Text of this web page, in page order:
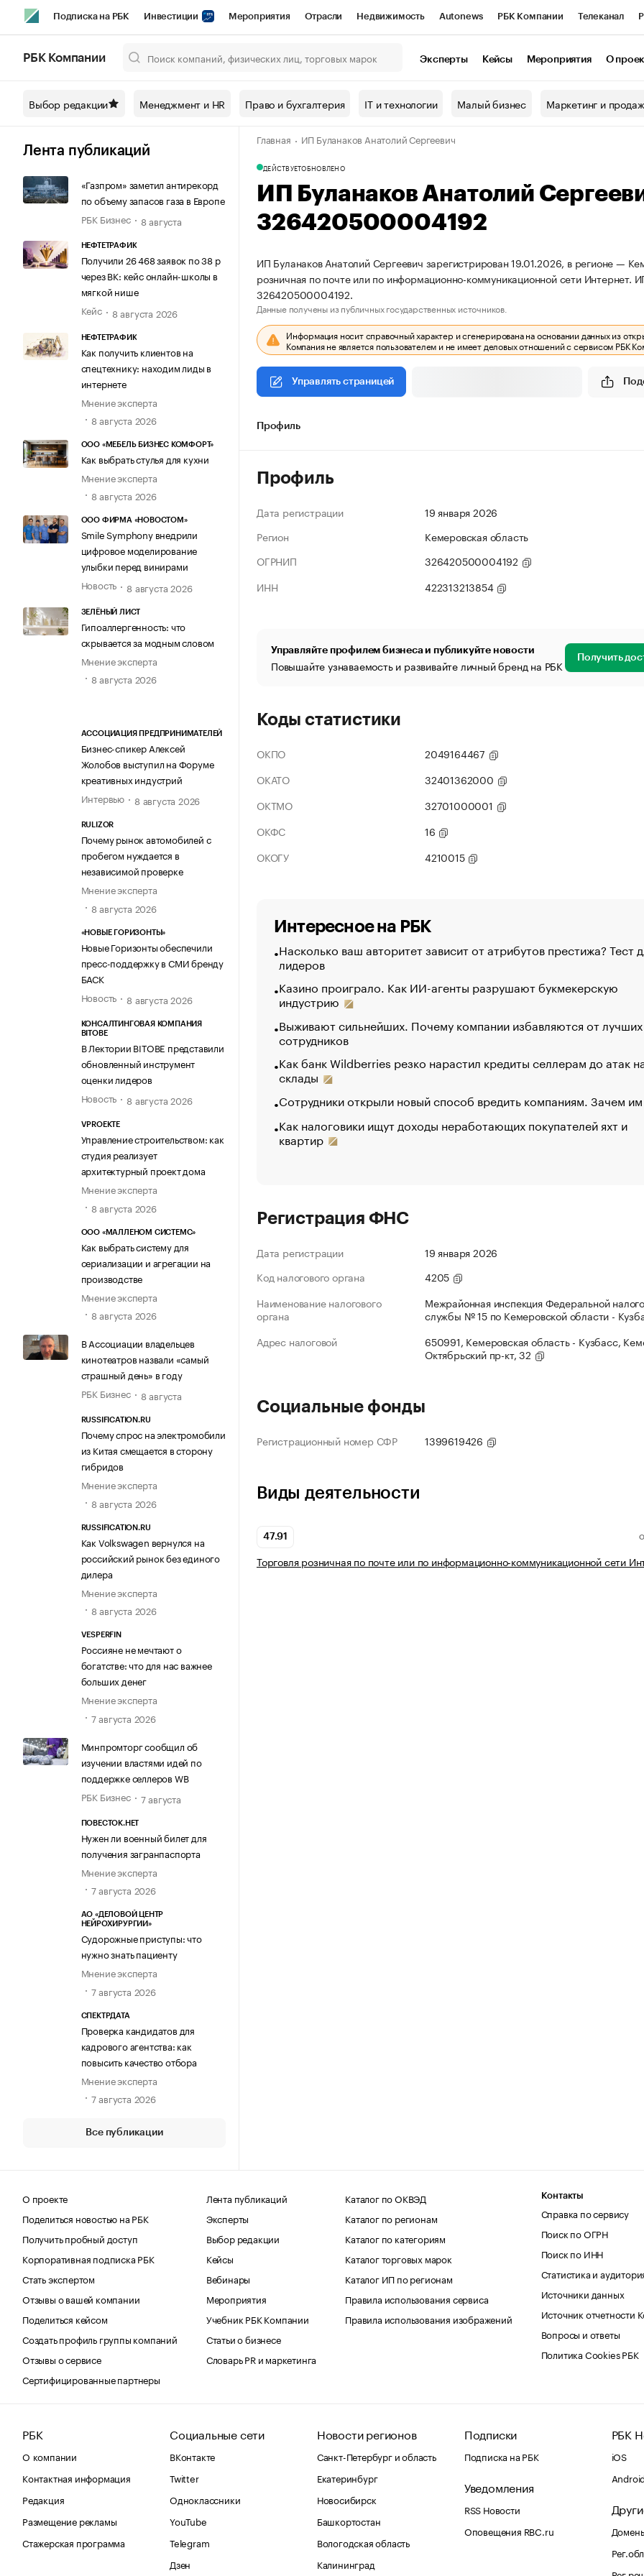
Подписка на РБК Инвестиции Мероприятия Отрасли Недвижимость Autonews РБК Компании Телеканал
Спецпроекты СПб Конференции СПб Спецпроекты Проверка контрагентов
Технологии и медиа Рынок наличной валюты
РБК Компании Эксперты Кейсы Мероприятия О
Выбор редакции Менеджмент и HR Право и бухгалтерия IT и технологии Малый бизнес Маркетинг и
Лента публикаций
«Газпром» заметил антирекорд
по объему запасов газа в Европе
РБК Бизнес
8 августа
НЕФТЕТРАФИК
Получили 26 468 заявок по 38 р
через ВК: кейс онлайн-школы в
мягкой нише
Кейс
8 августа 2026
НЕФТЕТРАФИК
Как получить клиентов на
спецтехнику: находим лиды в
интернете
Мнение эксперта
8 августа 2026
ООО «МЕБЕЛЬ БИЗНЕС КОМФОРТ»
Как выбрать стулья для кухни
Мнение эксперта
8 августа 2026
ООО ФИРМА «НОВОСТОМ»
Smile Symphony внедрили
цифровое моделирование
улыбки перед винирами
Новость
8 августа 2026
ЗЕЛЁНЫЙ ЛИСТ
Гипоаллергенность: что
скрывается за модным словом
Мнение эксперта
8 августа 2026
АССОЦИАЦИЯ ПРЕДПРИНИМАТЕЛЕЙ
Бизнес-спикер Алексей
Жолобов выступил на Форуме
креативных индустрий
Интервью
8 августа 2026
RULIZOR
Почему рынок автомобилей с
пробегом нуждается в
независимой проверке
Мнение эксперта
8 августа 2026
«НОВЫЕ ГОРИЗОНТЫ»
Новые Горизонты обеспечили
пресс-поддержку в СМИ бренду
БАСК
Новость
8 августа 2026
КОНСАЛТИНГОВАЯ КОМПАНИЯ
BITOBE
В Лектории BITOBE представили
обновленный инструмент
оценки лидеров
Новость
8 августа 2026
VPROEKTE
Управление строительством: как
студия реализует
архитектурный проект дома
Мнение эксперта
8 августа 2026
ООО «МАЛЛЕНОМ СИСТЕМС»
Как выбрать систему для
сериализации и агрегации на
производстве
Мнение эксперта
8 августа 2026
В Ассоциации владельцев
кинотеатров назвали «самый
страшный день» в году
РБК Бизнес
8 августа
RUSSIFICATION.RU
Почему спрос на электромобили
из Китая смещается в сторону
гибридов
Мнение эксперта
8 августа 2026
RUSSIFICATION.RU
Как Volkswagen вернулся на
российский рынок без единого
дилера
Мнение эксперта
8 августа 2026
VESPERFIN
Россияне не мечтают о
богатстве: что для нас важнее
больших денег
Мнение эксперта
7 августа 2026
Минпромторг сообщил об
изучении властями идей по
поддержке селлеров WB
РБК Бизнес
7 августа
ПОВЕСТОК.НЕТ
Нужен ли военный билет для
получения загранпаспорта
Мнение эксперта
7 августа 2026
АО «ДЕЛОВОЙ ЦЕНТР
НЕЙРОХИРУРГИИ»
Судорожные приступы: что
нужно знать пациенту
Мнение эксперта
7 августа 2026
СПЕКТРДАТА
Проверка кандидатов для
кадрового агентства: как
повысить качество отбора
Мнение эксперта
7 августа 2026
Все публикации
Главная ИП Буланаков Анатолий Сергеевич
ДЕЙСТВУЕТОБНОВЛЕНО
ИП Буланаков Анатолий
326420500004192
ИП Буланаков Анатолий Сергеевич зарегистрирован 19.01.2026, в регионе —
розничная по почте или по информационно-коммуникационной сети
326420500004192.
Данные получены из публичных государственных источников.
Информация носит справочный характер и сгенерирована на основании данных из
Компания не является пользователем и не имеет деловых отношений с сервисом РБК
Управлять страницей
Профиль
Профиль
Дата регистрации
19 января 2026
Регион
Кемеровская область
ОГРНИП
326420500004192
ИНН
422313213854
Управляйте профилем бизнеса и публикуйте новости
Повышайте узнаваемость и развивайте личный бренд на РБК Получить
Коды статистики
ОКПО
2049164467
ОКАТО
32401362000
ОКТМО
32701000001
ОКФС
16
ОКОГУ
4210015
Интересное на РБК
Насколько ваш авторитет зависит от атрибутов престижа? Тест
лидеров
Казино проиграло. Как ИИ-агенты разрушают букмекерскую
индустрию
Выживают сильнейших. Почему компании избавляются от лучших
сотрудников
Как банк Wildberries резко нарастил кредиты селлерам до атак
склады
Сотрудники открыли новый способ вредить компаниям. Зачем
Как налоговики ищут доходы неработающих покупателей яхт и
квартир
Регистрация ФНС
Дата регистрации
19 января 2026
Код налогового органа
4205
Наименование налогового
органа
Межрайонная инспекция Федеральной
службы № 15 по Кемеровской области -
Адрес налоговой
650991, Кемеровская область - Кузбасс,
Октябрьский пр-кт, 32
Социальные фонды
Регистрационный номер СФР 1399619426
Виды деятельности
47.91
Торговля розничная по почте или по информационно-коммуникационной сети
О проекте
Поделиться новостью на РБК
Получить пробный доступ
Корпоративная подписка РБК
Стать экспертом
Отзывы о вашей компании
Поделиться кейсом
Создать профиль группы компаний
Отзывы о сервисе
Сертифицированные партнеры
Лента публикаций
Эксперты
Выбор редакции
Кейсы
Вебинары
Мероприятия
Учебник РБК Компании
Статьи о бизнесе
Словарь PR и маркетинга
Каталог по ОКВЭД
Каталог по регионам
Каталог по категориям
Каталог торговых марок
Каталог ИП по регионам
Правила использования сервиса
Правила использования изображений
Контакты
Справка по сервису
Поиск по ОГРН
Поиск по ИНН
Статистика и
Источники данных
Источник отчетности
Вопросы и ответы
Политика Cookies РБК
РБК
О компании
Контактная информация
Редакция
Размещение рекламы
Стажерская программа
Социальные сети
ВКонтакте
Twitter
Одноклассники
YouTube
Telegram
Дзен
Новости регионов
Санкт-Петербург и область
Екатеринбург
Новосибирск
Башкортостан
Вологодская область
Калининград
Подписки
Подписка на РБК
Уведомления
RSS Новости
Оповещения RBC.ru
РБК
iOS